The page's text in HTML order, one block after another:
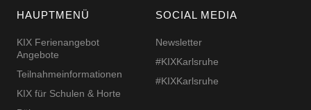
HAUPTMENÜ
KIX Ferienangebot
Angebote
Teilnahmeinformationen
KIX für Schulen & Horte
SOCIAL MEDIA
Newsletter
#KIXKarlsruhe
#KIXKarlsruhe